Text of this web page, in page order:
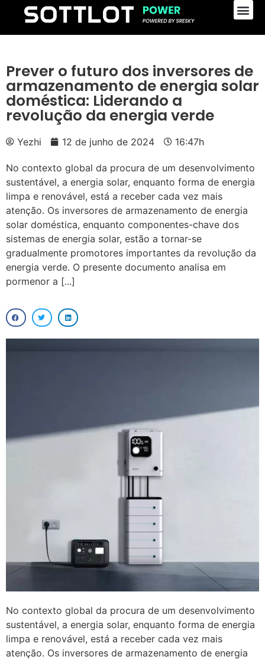
Prever o futuro dos inversores de
armazenamento de energia solar
doméstica: Liderando a
revolução da energia verde
Yezhi 12 de junho de 2024 16:47h
No contexto global da procura de um desenvolvimento
sustentável, a energia solar, enquanto forma de energia
limpa e renovável, está a receber cada vez mais
atenção. Os inversores de armazenamento de energia
solar doméstica, enquanto componentes-chave dos
sistemas de energia solar, estão a tornar-se
gradualmente promotores importantes da revolução da
energia verde. O presente documento analisa em
pormenor a [...]
No contexto global da procura de um desenvolvimento
sustentável, a energia solar, enquanto forma de energia
limpa e renovável, está a receber cada vez mais
atenção. Os inversores de armazenamento de energia